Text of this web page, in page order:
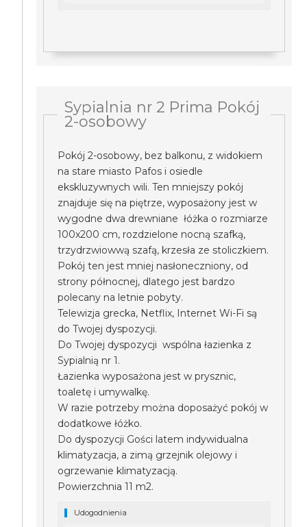
Sypialnia nr 2 Prima Pokój
2-osobowy
Pokój 2-osobowy, bez balkonu, z widokiem
na stare miasto Pafos i osiedle
ekskluzywnych wili. Ten mniejszy pokój
znajduje się na piętrze, wyposażony jest w
wygodne dwa drewniane łóżka o rozmiarze
100x200 cm, rozdzielone nocną szafką,
trzydrzwiowwą szafą, krzesła ze stoliczkiem.
Pokój ten jest mniej nasłoneczniony, od
strony północnej, dlatego jest bardzo
polecany na letnie pobyty.
Telewizja grecka, Netflix, Internet Wi-Fi są
do Twojej dyspozycji.
Do Twojej dyspozycji wspólna łazienka z
Sypialnią nr 1.
Łazienka wyposażona jest w prysznic,
toaletę i umywalkę.
W razie potrzeby można doposażyć pokój w
dodatkowe łóżko.
Do dyspozycji Gości latem indywidualna
klimatyzacja, a zimą grzejnik olejowy i
ogrzewanie klimatyzacją.
Powierzchnia 11 m2.
Udogodnienia